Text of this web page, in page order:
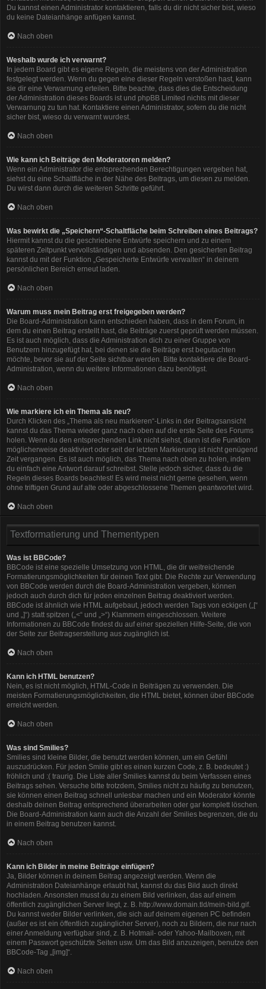
Du kannst einen Administrator kontaktieren, falls du dir nicht sicher bist, wieso
du keine Dateianhänge anfügen kannst.
Nach oben
Weshalb wurde ich verwarnt?
In jedem Board gibt es eigene Regeln, die meistens von der Administration
festgelegt werden. Wenn du gegen eine dieser Regeln verstoßen hast, kann
sie dir eine Verwarnung erteilen. Bitte beachte, dass dies die Entscheidung
der Administration dieses Boards ist und phpBB Limited nichts mit dieser
Verwarnung zu tun hat. Kontaktiere einen Administrator, sofern du die nicht
sicher bist, wieso du verwarnt wurdest.
Nach oben
Wie kann ich Beiträge den Moderatoren melden?
Wenn ein Administrator die entsprechenden Berechtigungen vergeben hat,
siehst du eine Schaltfläche in der Nähe des Beitrags, um diesen zu melden.
Du wirst dann durch die weiteren Schritte geführt.
Nach oben
Was bewirkt die „Speichern“-Schaltfläche beim Schreiben eines Beitrags?
Hiermit kannst du die geschriebene Entwürfe speichern und zu einem
späteren Zeitpunkt vervollständigen und absenden. Den gesicherten Beitrag
kannst du mit der Funktion „Gespeicherte Entwürfe verwalten“ in deinem
persönlichen Bereich erneut laden.
Nach oben
Warum muss mein Beitrag erst freigegeben werden?
Die Board-Administration kann entschieden haben, dass in dem Forum, in
dem du einen Beitrag erstellt hast, die Beiträge zuerst geprüft werden müssen.
Es ist auch möglich, dass die Administration dich zu einer Gruppe von
Benutzern hinzugefügt hat, bei denen sie die Beiträge erst begutachten
möchte, bevor sie auf der Seite sichtbar werden. Bitte kontaktiere die Board-
Administration, wenn du weitere Informationen dazu benötigst.
Nach oben
Wie markiere ich ein Thema als neu?
Durch Klicken des „Thema als neu markieren“-Links in der Beitragsansicht
kannst du das Thema wieder ganz nach oben auf die erste Seite des Forums
holen. Wenn du den entsprechenden Link nicht siehst, dann ist die Funktion
möglicherweise deaktiviert oder seit der letzten Markierung ist nicht genügend
Zeit vergangen. Es ist auch möglich, das Thema nach oben zu holen, indem
du einfach eine Antwort darauf schreibst. Stelle jedoch sicher, dass du die
Regeln dieses Boards beachtest! Es wird meist nicht gerne gesehen, wenn
ohne triftigen Grund auf alte oder abgeschlossene Themen geantwortet wird.
Nach oben
Textformatierung und Thementypen
Was ist BBCode?
BBCode ist eine spezielle Umsetzung von HTML, die dir weitreichende
Formatierungsmöglichkeiten für deinen Text gibt. Die Rechte zur Verwendung
von BBCode werden durch die Board-Administration vergeben, können
jedoch auch durch dich für jeden einzelnen Beitrag deaktiviert werden.
BBCode ist ähnlich wie HTML aufgebaut, jedoch werden Tags von eckigen („[“
und „]“) statt spitzen („<“ und „>“) Klammern eingeschlossen. Weitere
Informationen zu BBCode findest du auf einer speziellen Hilfe-Seite, die von
der Seite zur Beitragserstellung aus zugänglich ist.
Nach oben
Kann ich HTML benutzen?
Nein, es ist nicht möglich, HTML-Code in Beiträgen zu verwenden. Die
meisten Formatierungsmöglichkeiten, die HTML bietet, können über BBCode
erreicht werden.
Nach oben
Was sind Smilies?
Smilies sind kleine Bilder, die benutzt werden können, um ein Gefühl
auszudrücken. Für jeden Smilie gibt es einen kurzen Code, z. B. bedeutet :)
fröhlich und :( traurig. Die Liste aller Smilies kannst du beim Verfassen eines
Beitrags sehen. Versuche bitte trotzdem, Smilies nicht zu häufig zu benutzen,
sie können einen Beitrag schnell unlesbar machen und ein Moderator könnte
deshalb deinen Beitrag entsprechend überarbeiten oder gar komplett löschen.
Die Board-Administration kann auch die Anzahl der Smilies begrenzen, die du
in einem Beitrag benutzen kannst.
Nach oben
Kann ich Bilder in meine Beiträge einfügen?
Ja, Bilder können in deinem Beitrag angezeigt werden. Wenn die
Administration Dateianhänge erlaubt hat, kannst du das Bild auch direkt
hochladen. Ansonsten musst du zu einem Bild verlinken, das auf einem
öffentlich zugänglichen Server liegt, z. B. http://www.domain.tld/mein-bild.gif.
Du kannst weder Bilder verlinken, die sich auf deinem eigenen PC befinden
(außer es ist ein öffentlich zugänglicher Server), noch zu Bildern, die nur nach
einer Anmeldung verfügbar sind, z. B. Hotmail- oder Yahoo-Mailboxen, mit
einem Passwort geschützte Seiten usw. Um das Bild anzuzeigen, benutze den
BBCode-Tag „[img]“.
Nach oben